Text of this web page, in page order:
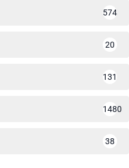
574
20
131
1480
38